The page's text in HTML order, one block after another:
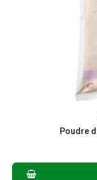
Poudre